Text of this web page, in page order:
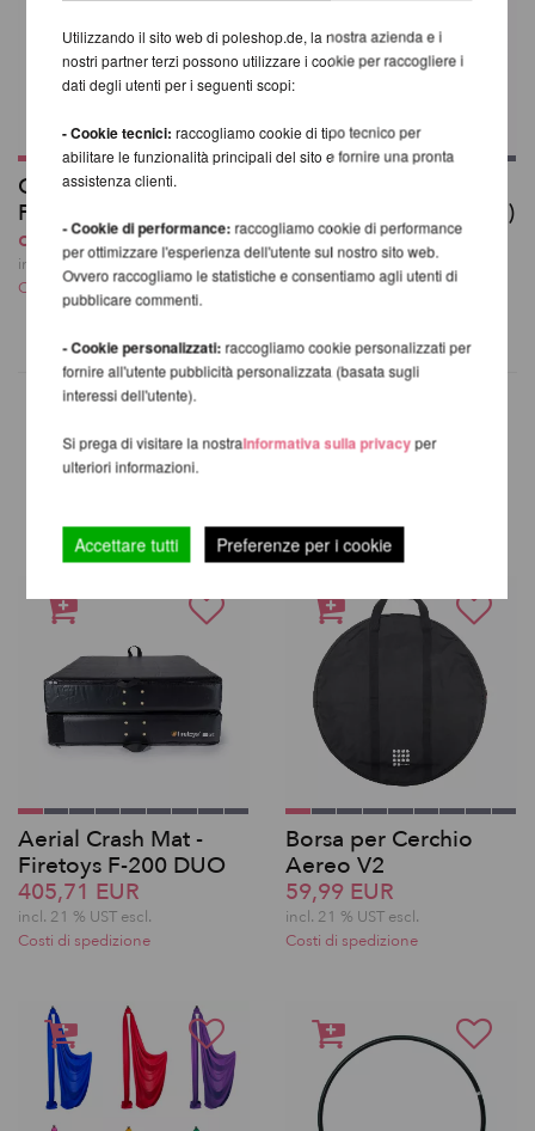
Cerchio aereo
Firetoys (Aerial Hoop)
da 223,70 EUR
incl. 21 % UST escl.
Costi di spedizione
Prodigy (Aerial Hoop)
304,03 EUR
incl. 21 % UST escl.
Costi di spedizione
ALTRI PRODOTTI DELLA
Aerial Crash Mat -
Firetoys F-200 DUO
405,71 EUR
incl. 21 % UST escl.
Costi di spedizione
Borsa per Cerchio
Aereo V2
59,99 EUR
incl. 21 % UST escl.
Costi di spedizione
Utilizzando il sito web di poleshop.de, la nostra azienda e i
nostri partner terzi possono utilizzare i cookie per raccogliere i
dati degli utenti per i seguenti scopi:
- Cookie tecnici: raccogliamo cookie di tipo tecnico per
abilitare le funzionalità principali del sito e fornire una pronta
assistenza clienti.
- Cookie di performance: raccogliamo cookie di performance
per ottimizzare l'esperienza dell'utente sul nostro sito web.
Ovvero raccogliamo le statistiche e consentiamo agli utenti di
pubblicare commenti.
- Cookie personalizzati: raccogliamo cookie personalizzati per
fornire all'utente pubblicità personalizzata (basata sugli
interessi dell'utente).
Si prega di visitare la nostraInformativa sulla privacyper
ulteriori informazioni.
Accettare tutti Preferenze per i cookie